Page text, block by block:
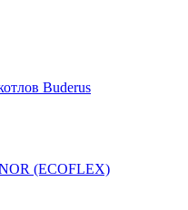
Buderus
(ECOFLEX)